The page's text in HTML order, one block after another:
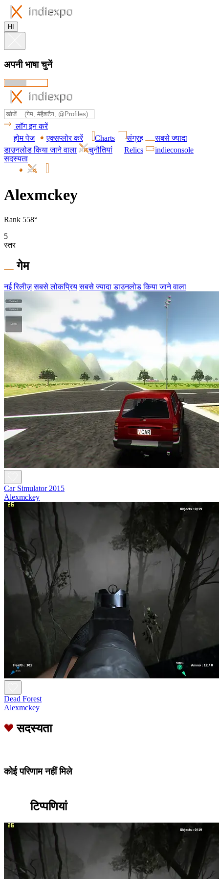
HI
अपनी भाषा चुनें
लॉग इन करें
होम पेज
एक्सप्लोर करें Charts संग्रह
सबसे ज्यादा
डाउनलोड किया जाने वाला
चुनौतियां Relics
indieconsole
सदस्यता
Alexmckey
Rank 558°
5
स्तर
गेम
नई रिलीज़ सबसे लोकप्रिय सबसे ज्यादा डाउनलोड किया जाने वाला
Car Simulator 2015
Alexmckey
Dead Forest
Alexmckey
सदस्यता
कोई परिणाम नहीं मिले
टिप्पणियां